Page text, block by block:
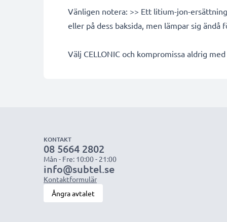
Vänligen notera: >> Ett litium-jon-
eller på dess baksida, men lämpar sig
Välj CELLONIC och kompromissa aldrig
KONTAKT
08 5664 2802
Mån - Fre: 10:00 - 21:00
info@subtel.se
Kontaktformulär
Ångra avtalet